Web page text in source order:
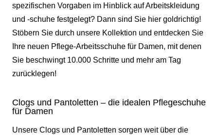
spezifischen Vorgaben im Hinblick auf Arbeitskleidung
und -schuhe festgelegt? Dann sind Sie hier goldrichtig!
Stöbern Sie durch unsere Kollektion und entdecken Sie
Ihre neuen Pflege-Arbeitsschuhe für Damen, mit denen
Sie beschwingt 10.000 Schritte und mehr am Tag
zurücklegen!
Clogs und Pantoletten – die idealen Pflegeschuhe
für Damen
Unsere Clogs und Pantoletten sorgen weit über die